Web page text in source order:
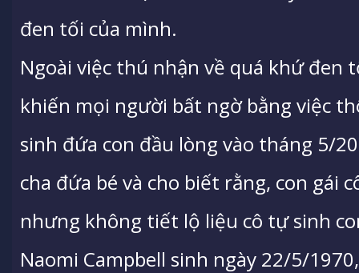
đen tối của mình.
Ngoài việc thú nhận về quá khứ đen
khiến mọi người bất ngờ bằng việc
sinh đứa con đầu lòng vào tháng 5/
cha đứa bé và cho biết rằng, con gái
nhưng không tiết lộ liệu cô tự sinh
Naomi Campbell sinh ngày 22/5/